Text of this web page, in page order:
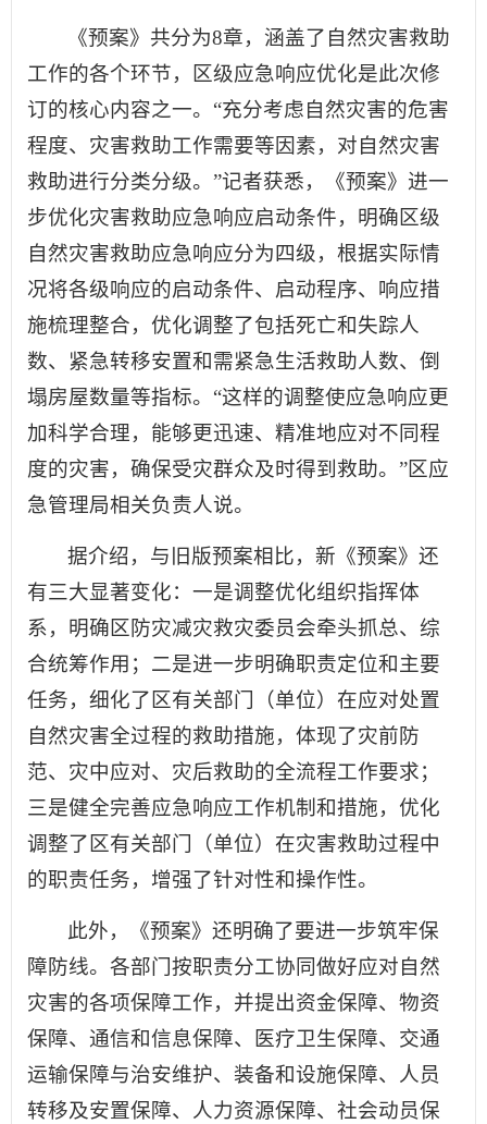
《预案》共分为8章，涵盖了自然灾害救助
工作的各个环节，区级应急响应优化是此次修
订的核心内容之一。“充分考虑自然灾害的危害
程度、灾害救助工作需要等因素，对自然灾害
救助进行分类分级。”记者获悉，《预案》进一
步优化灾害救助应急响应启动条件，明确区级
自然灾害救助应急响应分为四级，根据实际情
况将各级响应的启动条件、启动程序、响应措
施梳理整合，优化调整了包括死亡和失踪人
数、紧急转移安置和需紧急生活救助人数、倒
塌房屋数量等指标。“这样的调整使应急响应更
加科学合理，能够更迅速、精准地应对不同程
度的灾害，确保受灾群众及时得到救助。”区应
急管理局相关负责人说。
据介绍，与旧版预案相比，新《预案》还
有三大显著变化：一是调整优化组织指挥体
系，明确区防灾减灾救灾委员会牵头抓总、综
合统筹作用；二是进一步明确职责定位和主要
任务，细化了区有关部门（单位）在应对处置
自然灾害全过程的救助措施，体现了灾前防
范、灾中应对、灾后救助的全流程工作要求；
三是健全完善应急响应工作机制和措施，优化
调整了区有关部门（单位）在灾害救助过程中
的职责任务，增强了针对性和操作性。
此外，《预案》还明确了要进一步筑牢保
障防线。各部门按职责分工协同做好应对自然
灾害的各项保障工作，并提出资金保障、物资
保障、通信和信息保障、医疗卫生保障、交通
运输保障与治安维护、装备和设施保障、人员
转移及安置保障、人力资源保障、社会动员保